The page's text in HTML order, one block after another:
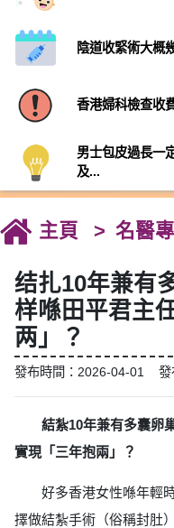
陰道收緊術大概
香港婦科檢查收
男士包皮過長一
及...
主頁 名醫
结扎10年兼有
样喺田平君主
两」？
發布時間：2026-04-01 發
結紮10年兼有多囊卵
實現「三年抱兩」？
好多香港女性喺年輕
擇做結紮手術（俗稱封肚